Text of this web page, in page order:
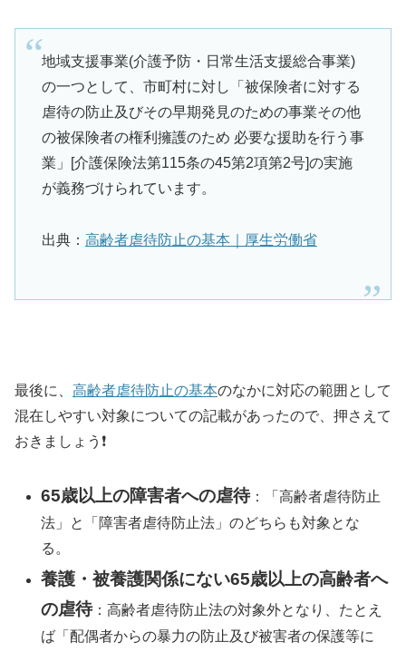
地域支援事業(介護予防・日常生活支援総合事業)
の一つとして、市町村に対し「被保険者に対する
虐待の防止及びその早期発見のための事業その他
の被保険者の権利擁護のため 必要な援助を行う事
業」[介護保険法第115条の45第2項第2号]の実施
が義務づけられています。
出典： 高齢者虐待防止の基本｜厚生労働省
最後に、 高齢者虐待防止の基本のなかに対応の範囲として
混在しやすい対象についての記載があったので、押さえて
おきましょう❗️
65歳以上の障害者への虐待 ：
「高齢者虐待防止
法」と「障害者虐待防止法」のどちらも対象とな
る。
養護・被養護関係にない65歳以上の高齢者へ
の虐待 ：高齢者虐待防止法の対象外となり、たとえ
ば「配偶者からの暴力の防止及び被害者の保護等に